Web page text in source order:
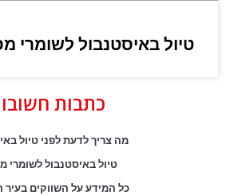
טיול באיסטנבול לשומרי
כתבות
מה צריך לדעת לפני טיול
טיול באיסטנבול לשומרי
כל המידע על השווקים בעיר